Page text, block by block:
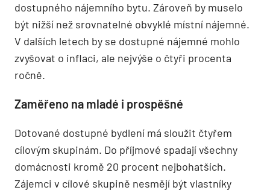
dostupného nájemního bytu. Zároveň by muselo
být nižší než srovnatelné obvyklé místní nájemné.
V dalších letech by se dostupné nájemné mohlo
zvyšovat o inflaci, ale nejvýše o čtyři procenta
ročně.
Zaměřeno na mladé i prospěšné
Dotované dostupné bydlení má sloužit čtyřem
cílovým skupinám. Do příjmové spadají všechny
domácnosti kromě 20 procent nejbohatších.
Zájemci v cílové skupině nesmějí být vlastníky